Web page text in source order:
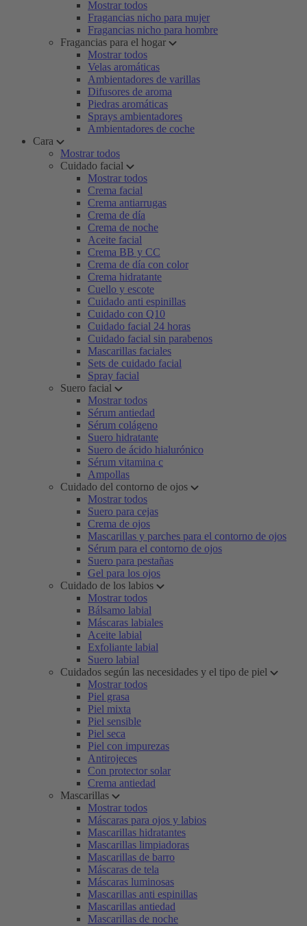
Mostrar todos
Fragancias nicho para mujer
Fragancias nicho para hombre
Fragancias para el hogar
Mostrar todos
Velas aromáticas
Ambientadores de varillas
Difusores de aroma
Piedras aromáticas
Sprays ambientadores
Ambientadores de coche
Cara
Mostrar todos
Cuidado facial
Mostrar todos
Crema facial
Crema antiarrugas
Crema de día
Crema de noche
Aceite facial
Crema BB y CC
Crema de día con color
Crema hidratante
Cuello y escote
Cuidado anti espinillas
Cuidado con Q10
Cuidado facial 24 horas
Cuidado facial sin parabenos
Mascarillas faciales
Sets de cuidado facial
Spray facial
Suero facial
Mostrar todos
Sérum antiedad
Sérum colágeno
Suero hidratante
Suero de ácido hialurónico
Sérum vitamina c
Ampollas
Cuidado del contorno de ojos
Mostrar todos
Suero para cejas
Crema de ojos
Mascarillas y parches para el contorno de ojos
Sérum para el contorno de ojos
Suero para pestañas
Gel para los ojos
Cuidado de los labios
Mostrar todos
Bálsamo labial
Máscaras labiales
Aceite labial
Exfoliante labial
Suero labial
Cuidados según las necesidades y el tipo de piel
Mostrar todos
Piel grasa
Piel mixta
Piel sensible
Piel seca
Piel con impurezas
Antirojeces
Con protector solar
Crema antiedad
Mascarillas
Mostrar todos
Máscaras para ojos y labios
Mascarillas hidratantes
Mascarillas limpiadoras
Mascarillas de barro
Máscaras de tela
Máscaras luminosas
Mascarillas anti espinillas
Mascarillas antiedad
Mascarillas de noche